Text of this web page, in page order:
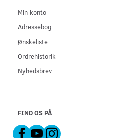
Min konto
Adressebog
Ønskeliste
Ordrehistorik
Nyhedsbrev
FIND OS PÅ